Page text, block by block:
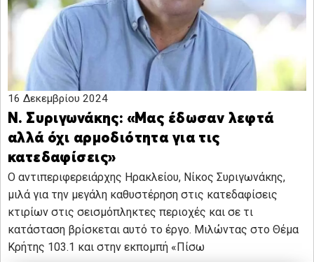
16 Δεκεμβρίου 2024
Ν. Συριγωνάκης: «Μας έδωσαν λεφτά
αλλά όχι αρμοδιότητα για τις
κατεδαφίσεις»
Ο αντιπεριφερειάρχης Ηρακλείου, Νίκος Συριγωνάκης,
μιλά για την μεγάλη καθυστέρηση στις κατεδαφίσεις
κτιρίων στις σεισμόπληκτες περιοχές και σε τι
κατάσταση βρίσκεται αυτό το έργο. Μιλώντας στο Θέμα
Κρήτης 103.1 και στην εκπομπή «Πίσω